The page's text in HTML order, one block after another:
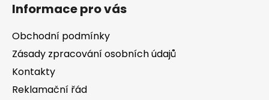
Informace pro vás
Obchodní podmínky
Zásady zpracování osobních údajů
Kontakty
Reklamační řád